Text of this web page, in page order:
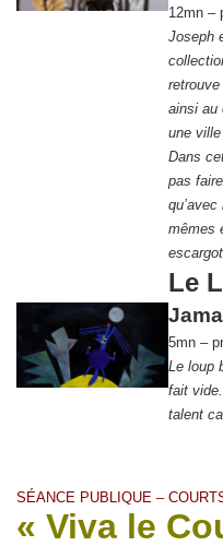
12mn –
Joseph
ainsi au
une ville
Dans
pas
mêmes
Le
5mn –
Le loup
fait
talent
SÉANCE PUBLIQUE –
« Viva le